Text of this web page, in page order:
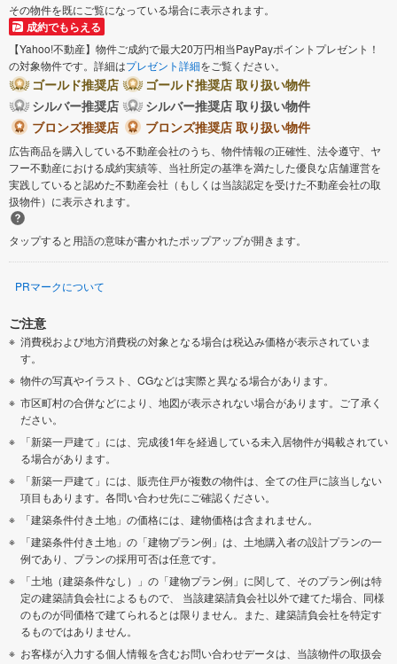
その物件を既にご覧になっている場合に表示されます。
成約でもらえる
【Yahoo!不動産】物件ご成約で最大20万円相当PayPayポイントプレゼント！
の対象物件です。詳細はプレゼント詳細をご覧ください。
ゴールド推奨店
ゴールド推奨店 取り扱い物件
シルバー推奨店
シルバー推奨店 取り扱い物件
ブロンズ推奨店
ブロンズ推奨店 取り扱い物件
広告商品を購入している不動産会社のうち、物件情報の正確性、法令遵守、ヤ
フー不動産における成約実績等、当社所定の基準を満たした優良な店舗運営を
実践していると認めた不動産会社（もしくは当該認定を受けた不動産会社の取
扱物件）に表示されます。
タップすると用語の意味が書かれたポップアップが開きます。
PRマークについて
ご注意
消費税および地方消費税の対象となる場合は税込み価格が表示されていま
す。
物件の写真やイラスト、CGなどは実際と異なる場合があります。
市区町村の合併などにより、地図が表示されない場合があります。ご了承く
ださい。
「新築一戸建て」には、完成後1年を経過している未入居物件が掲載されてい
る場合があります。
「新築一戸建て」には、販売住戸が複数の物件は、全ての住戸に該当しない
項目もあります。各問い合わせ先にご確認ください。
「建築条件付き土地」の価格には、建物価格は含まれません。
「建築条件付き土地」の「建物プラン例」は、土地購入者の設計プランの一
例であり、プランの採用可否は任意です。
「土地（建築条件なし）」の「建物プラン例」に関して、そのプラン例は特
定の建築請負会社によるもので、 当該建築請負会社以外で建てた場合、同様
のものが同価格で建てられるとは限りません。また、建築請負会社を特定す
るものではありません。
お客様が入力する個人情報を含むお問い合わせデータは、当該物件の取扱会